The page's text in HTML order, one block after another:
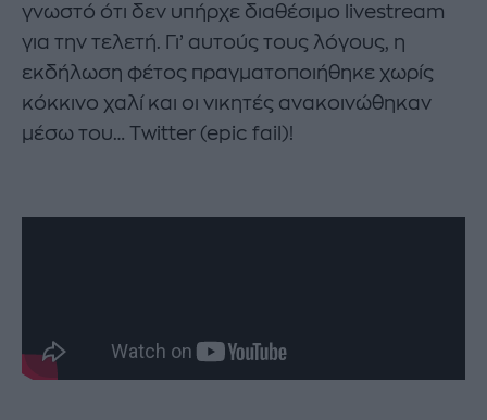
γνωστό ότι δεν υπήρχε διαθέσιμο livestream
για την τελετή. Γι’ αυτούς τους λόγους, η
εκδήλωση φέτος πραγματοποιήθηκε χωρίς
κόκκινο χαλί και οι νικητές ανακοινώθηκαν
μέσω του… Twitter (epic fail)!